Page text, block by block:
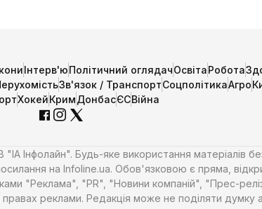
Інтерв'юПолітичний оглядачОсвітаРобота
Зв'язок / ТранспортСоцполітикаАгро
ХокейКримДонбасЄСВійна
Інфолайн". Будь-яке використання матеріалів
на Infoline.ua. Обов'язковою є пряма,
"Реклама", "PR", "Новини компаній", "Прес-
правах реклами. Редакція може не поділяти